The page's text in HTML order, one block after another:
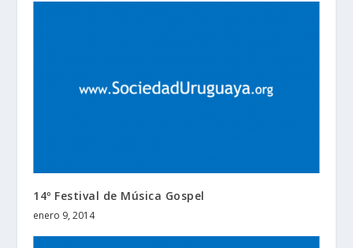
14º Festival de Música Gospel
enero 9, 2014